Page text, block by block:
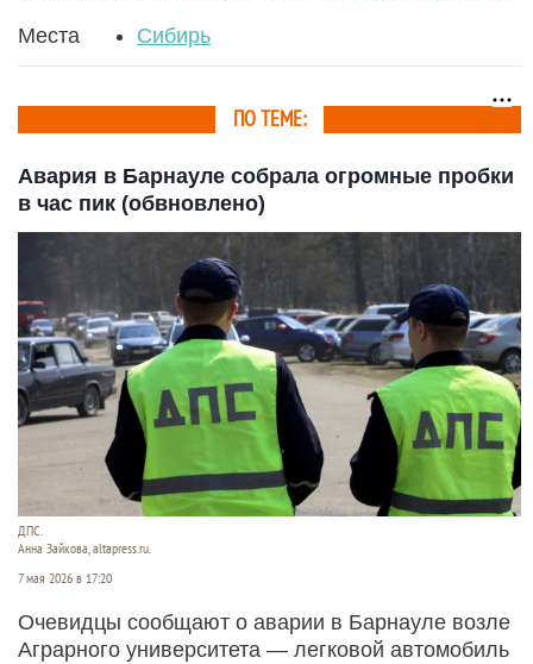
Места Сибирь
ПО ТЕМЕ:
Авария в Барнауле собрала огромные пробки
в час пик (обвновлено)
ДПС.
Анна Зайкова, altapress.ru.
7 мая 2026 в 17:20
Очевидцы сообщают о аварии в Барнауле возле
Аграрного университета — легковой автомобиль